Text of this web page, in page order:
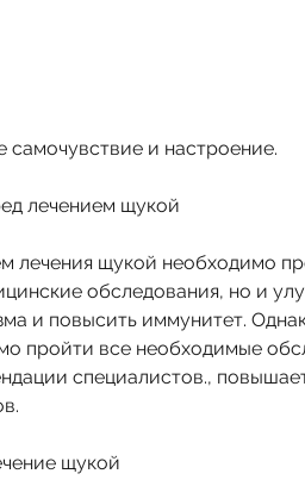
самочувствие и настроение.
лечением щукой
лечения щукой необходимо
обследования, но и
и повысить иммунитет.
пройти все необходимые
специалистов.,
щукой